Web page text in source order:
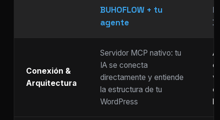
BUHOFLOW + tu
agente
Conexión &
Arquitectura
Servidor MCP nativo: tu
IA se conecta
directamente y entiende
la estructura de tu
WordPress